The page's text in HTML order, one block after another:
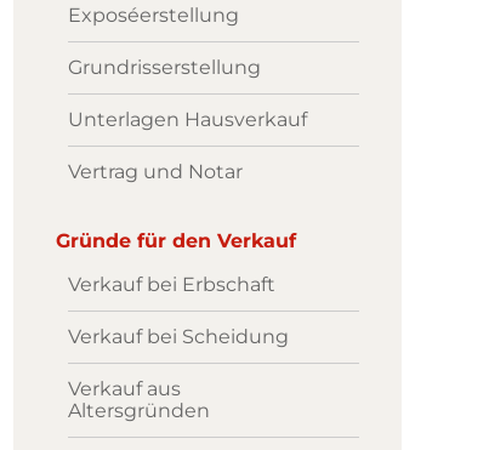
Exposéerstellung
Grundrisserstellung
Unterlagen Hausverkauf
Vertrag und Notar
Gründe für den Verkauf
Verkauf bei Erbschaft
Verkauf bei Scheidung
Verkauf aus
Altersgründen